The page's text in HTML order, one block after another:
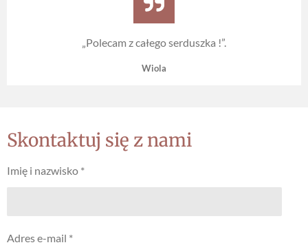
„Polecam z całego serduszka !”.
Wiola
Skontaktuj się z nami
Imię i nazwisko *
Adres e-mail *